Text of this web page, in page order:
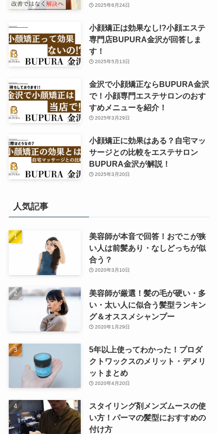
2025年6月24日
小顔矯正は効果なし!?小顔エステ
専門店BUPURA金沢が回答しま
す！
2025年5月13日
金沢で小顔矯正ならBUPURA金沢
で！小顔専門エステサロンのおす
すめメニューを紹介！
2025年3月29日
小顔矯正に効果はある？自宅マッ
サージとの比較をエステサロン
BUPURA金沢が解説！
2025年3月20日
人気記事
美容師が本音で回答！おでこが狭
い人は前髪あり・なしどっちが似
合う？
2020年3月10日
美容師が厳選！髪の毛が硬い・多
い・太い人に似合う髪型ランキン
グ＆オススメシャンプー
2020年1月29日
5年以上使ってわかった！プロダ
クトワックスのメリット・デメリ
ットまとめ
2020年4月20日
スタイリング剤メンズムースの使
い方！パーマの髪型におすすめの
付け方